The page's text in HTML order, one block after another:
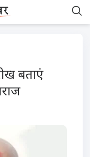
बताएं